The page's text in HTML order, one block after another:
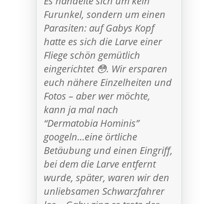
Furunkel, sondern um einen
Parasiten: auf Gabys Kopf
hatte es sich die Larve einer
Fliege schön gemütlich
eingerichtet 😳. Wir ersparen
euch nähere Einzelheiten und
Fotos – aber wer möchte,
kann ja mal nach
“Dermatobia Hominis”
googeln…eine örtliche
Betäubung und einen Eingriff,
bei dem die Larve entfernt
wurde, später, waren wir den
unliebsamen Schwarzfahrer